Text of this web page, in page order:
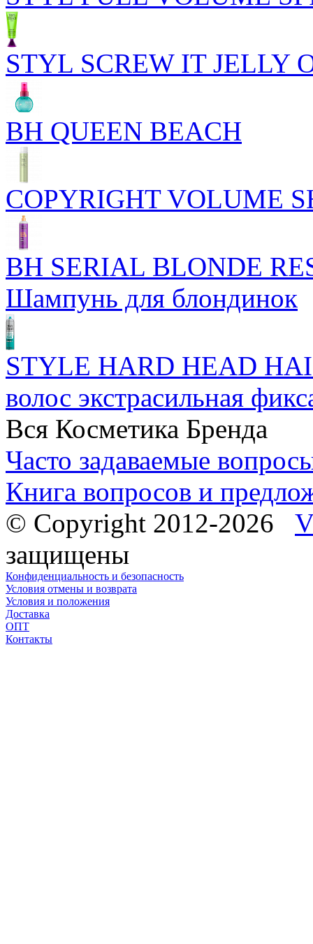
STYL SCREW IT JELLY
BH QUEEN BEACH
COPYRIGHT VOLUME
BH SERIAL BLONDE
Шампунь для блондинок
STYLE HARD HEAD
волос экстрасильная
Вся Косметика Бренда
Часто задаваемые
Книга вопросов и
© Copyright 2012-2026
защищены
Конфиденциальность и безопасность
Условия отмены и возврата
Условия и положения
Доставка
ОПТ
Контакты